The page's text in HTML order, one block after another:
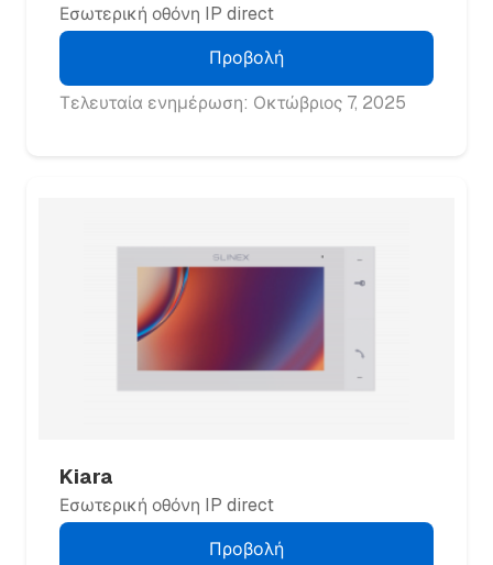
Εσωτερική οθόνη IP direct
Προβολή
Τελευταία ενημέρωση: Οκτώβριος 7, 2025
Kiara
Εσωτερική οθόνη IP direct
Προβολή